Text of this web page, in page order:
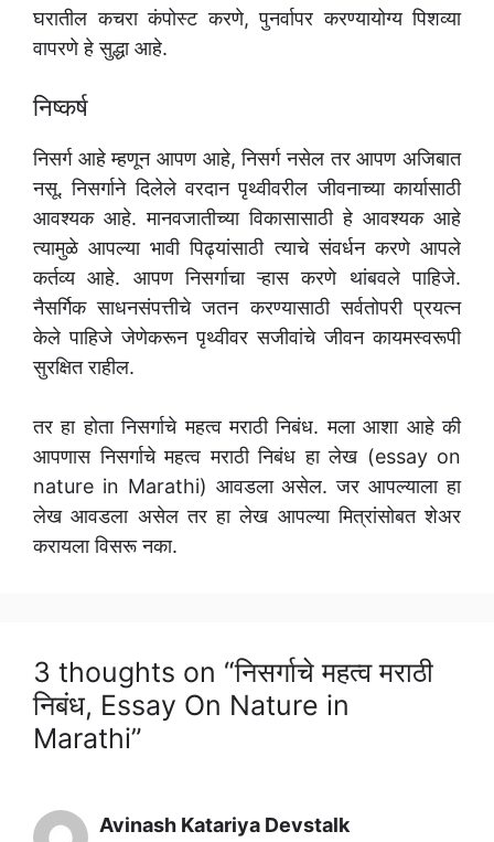
घरातील कचरा कंपोस्ट करणे, पुनर्वापर करण्यायोग्य पिशव्या
वापरणे हे सुद्धा आहे.
निष्कर्ष
निसर्ग आहे म्हणून आपण आहे, निसर्ग नसेल तर आपण अजिबात
नसू. निसर्गाने दिलेले वरदान पृथ्वीवरील जीवनाच्या कार्यासाठी
आवश्यक आहे. मानवजातीच्या विकासासाठी हे आवश्यक आहे
त्यामुळे आपल्या भावी पिढ्यांसाठी त्याचे संवर्धन करणे आपले
कर्तव्य आहे. आपण निसर्गाचा ऱ्हास करणे थांबवले पाहिजे.
नैसर्गिक साधनसंपत्तीचे जतन करण्यासाठी सर्वतोपरी प्रयत्न
केले पाहिजे जेणेकरून पृथ्वीवर सजीवांचे जीवन कायमस्वरूपी
सुरक्षित राहील.
तर हा होता निसर्गाचे महत्व मराठी निबंध. मला आशा आहे की
आपणास निसर्गाचे महत्व मराठी निबंध हा लेख (essay on
nature in Marathi) आवडला असेल. जर आपल्याला हा
लेख आवडला असेल तर हा लेख आपल्या मित्रांसोबत शेअर
करायला विसरू नका.
3 thoughts on “निसर्गाचे महत्व मराठी
निबंध, Essay On Nature in
Marathi”
Avinash Katariya Devstalk